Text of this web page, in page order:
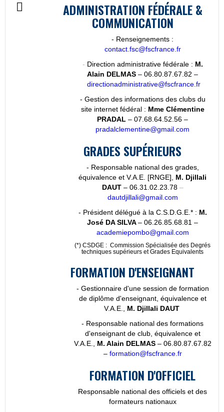
ADMINISTRATION FÉDÉRALE &
COMMUNICATION
- Renseignements :
contact.fsc@fscfrance.fr
- Direction administrative fédérale : M.
Alain DELMAS – 06.80.87.67.82 –
directionadministrative@fscfrance.fr
- Gestion des informations des clubs du
site internet fédéral : Mme Clémentine
PRADAL – 07.68.64.52.56 –
pradalclementine@gmail.com
GRADES SUPÉRIEURS
- Responsable national des grades,
équivalence et V.A.E. [RNGE], M. Djillali
DAUT – 06.31.02.23.78 –
dautdjillali@gmail.com
- Président délégué à la C.S.D.G.E.* : M.
José DA SILVA– 06.26.85.68.81 –
academiepombo@gmail.com
(*) CSDGE : Commission Spécialisée des Degrés
techniques supérieurs et Grades Equivalents
FORMATION D'ENSEIGNANT
- Gestionnaire d'une session de formation
de diplôme d'enseignant, équivalence et
V.A.E., M. Djillali DAUT
- Responsable national des formations
d'enseignant de club, équivalence et
V.A.E., M. Alain DELMAS – 06.80.87.67.82
– formation@fscfrance.fr
FORMATION D'OFFICIEL
Responsable national des officiels et des
formateurs nationaux